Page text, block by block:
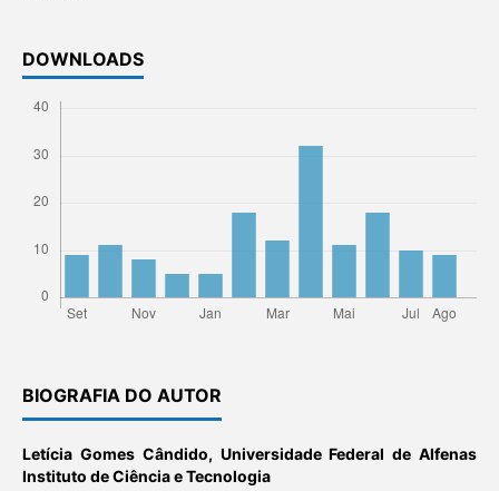
DOWNLOADS
BIOGRAFIA DO AUTOR
Letícia Gomes Cândido, Universidade Federal de Alfenas
Instituto de Ciência e Tecnologia